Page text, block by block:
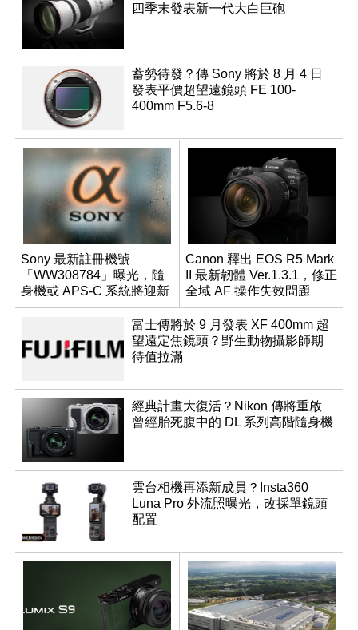
四季末發表新一代大白巨砲
蓄勢待發？傳 Sony 將於 8 月 4 日
發表平價超望遠鏡頭 FE 100-
400mm F5.6-8
Sony 最新註冊機號
「WW308784」曝光，隨
身機或 APS-C 系統將迎新
成員？
Canon 釋出 EOS R5 Mark
II 最新韌體 Ver.1.3.1，修正
全域 AF 操作失效問題
富士傳將於 9 月發表 XF 400mm 超
望遠定焦鏡頭？野生動物攝影師期
待值拉滿
經典計畫大復活？Nikon 傳將重啟
曾經胎死腹中的 DL 系列高階隨身機
雲台相機再添新成員？Insta360
Luna Pro 外流照曝光，改採單鏡頭
配置